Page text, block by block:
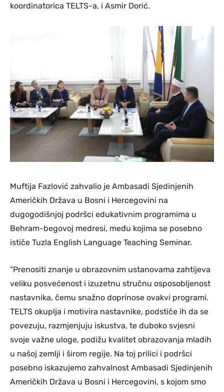
koordinatorica TELTS-a, i Asmir Dorić.
Muftija Fazlović zahvalio je Ambasadi Sjedinjenih
Američkih Država u Bosni i Hercegovini na
dugogodišnjoj podršci edukativnim programima u
Behram-begovoj medresi, među kojima se posebno
ističe Tuzla English Language Teaching Seminar.
“Prenositi znanje u obrazovnim ustanovama zahtijeva
veliku posvećenost i izuzetnu stručnu osposobljenost
nastavnika, čemu snažno doprinose ovakvi programi.
TELTS okuplja i motivira nastavnike, podstiče ih da se
povezuju, razmjenjuju iskustva, te duboko svjesni
svoje važne uloge, podižu kvalitet obrazovanja mladih
u našoj zemlji i širom regije. Na toj prilici i podršci
posebno iskazujemo zahvalnost Ambasadi Sjedinjenih
Američkih Država u Bosni i Hercegovini, s kojom smo